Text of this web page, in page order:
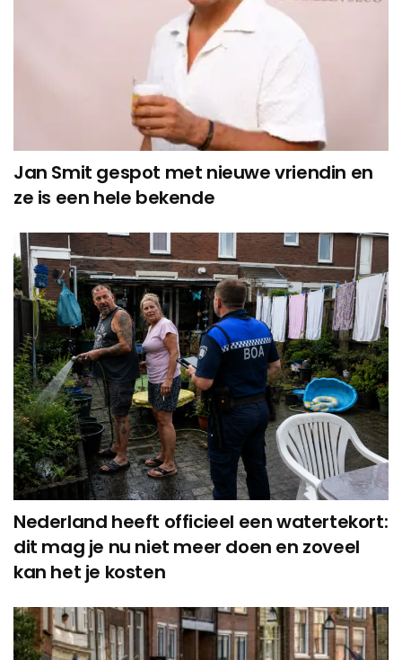
Jan Smit gespot met nieuwe vriendin en
ze is een hele bekende
Nederland heeft officieel een watertekort:
dit mag je nu niet meer doen en zoveel
kan het je kosten